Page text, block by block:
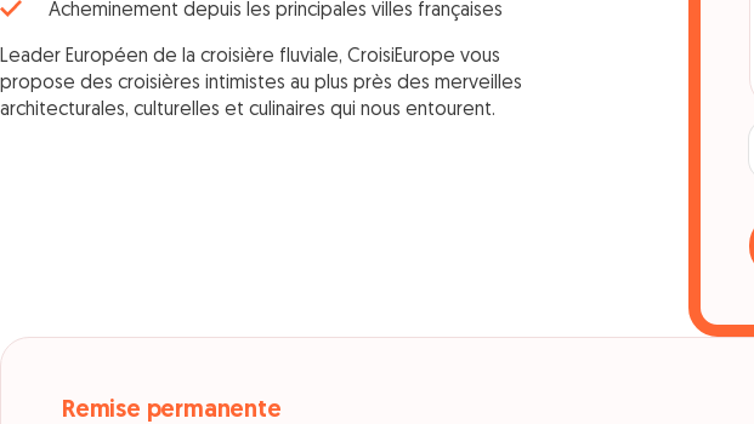
Acheminement depuis les principales villes françaises
Leader Européen de la croisière fluviale, CroisiEurope vous
propose des croisières intimistes au plus près des merveilles
architecturales, culturelles et culinaires qui nous entourent.
Remise permanente